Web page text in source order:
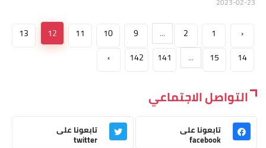
‹
1
2
...
9
10
11
12
13
14
15
...
141
142
›
التواصل الاجتماعي
تابعونا على
facebook
تابعونا على
twitter